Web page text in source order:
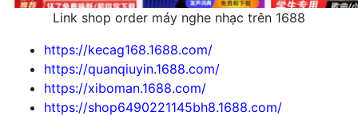
Link shop order máy nghe nhạc trên 1688
https://kecag168.1688.com/
https://quanqiuyin.1688.com/
https://xiboman.1688.com/
https://shop6490221145bh8.1688.com/